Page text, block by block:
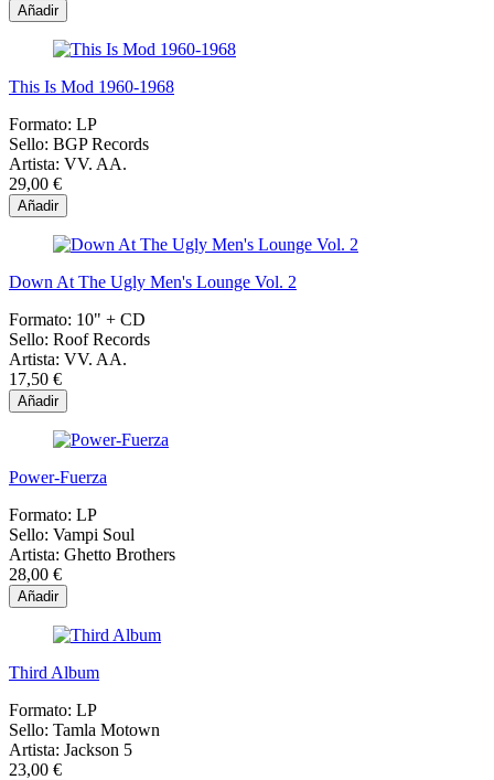
Añadir
This Is Mod 1960-1968
Formato: LP
Sello: BGP Records
Artista: VV. AA.
29,00 €
Añadir
Down At The Ugly Men's Lounge Vol. 2
Formato: 10" + CD
Sello: Roof Records
Artista: VV. AA.
17,50 €
Añadir
Power-Fuerza
Formato: LP
Sello: Vampi Soul
Artista: Ghetto Brothers
28,00 €
Añadir
Third Album
Formato: LP
Sello: Tamla Motown
Artista: Jackson 5
23,00 €